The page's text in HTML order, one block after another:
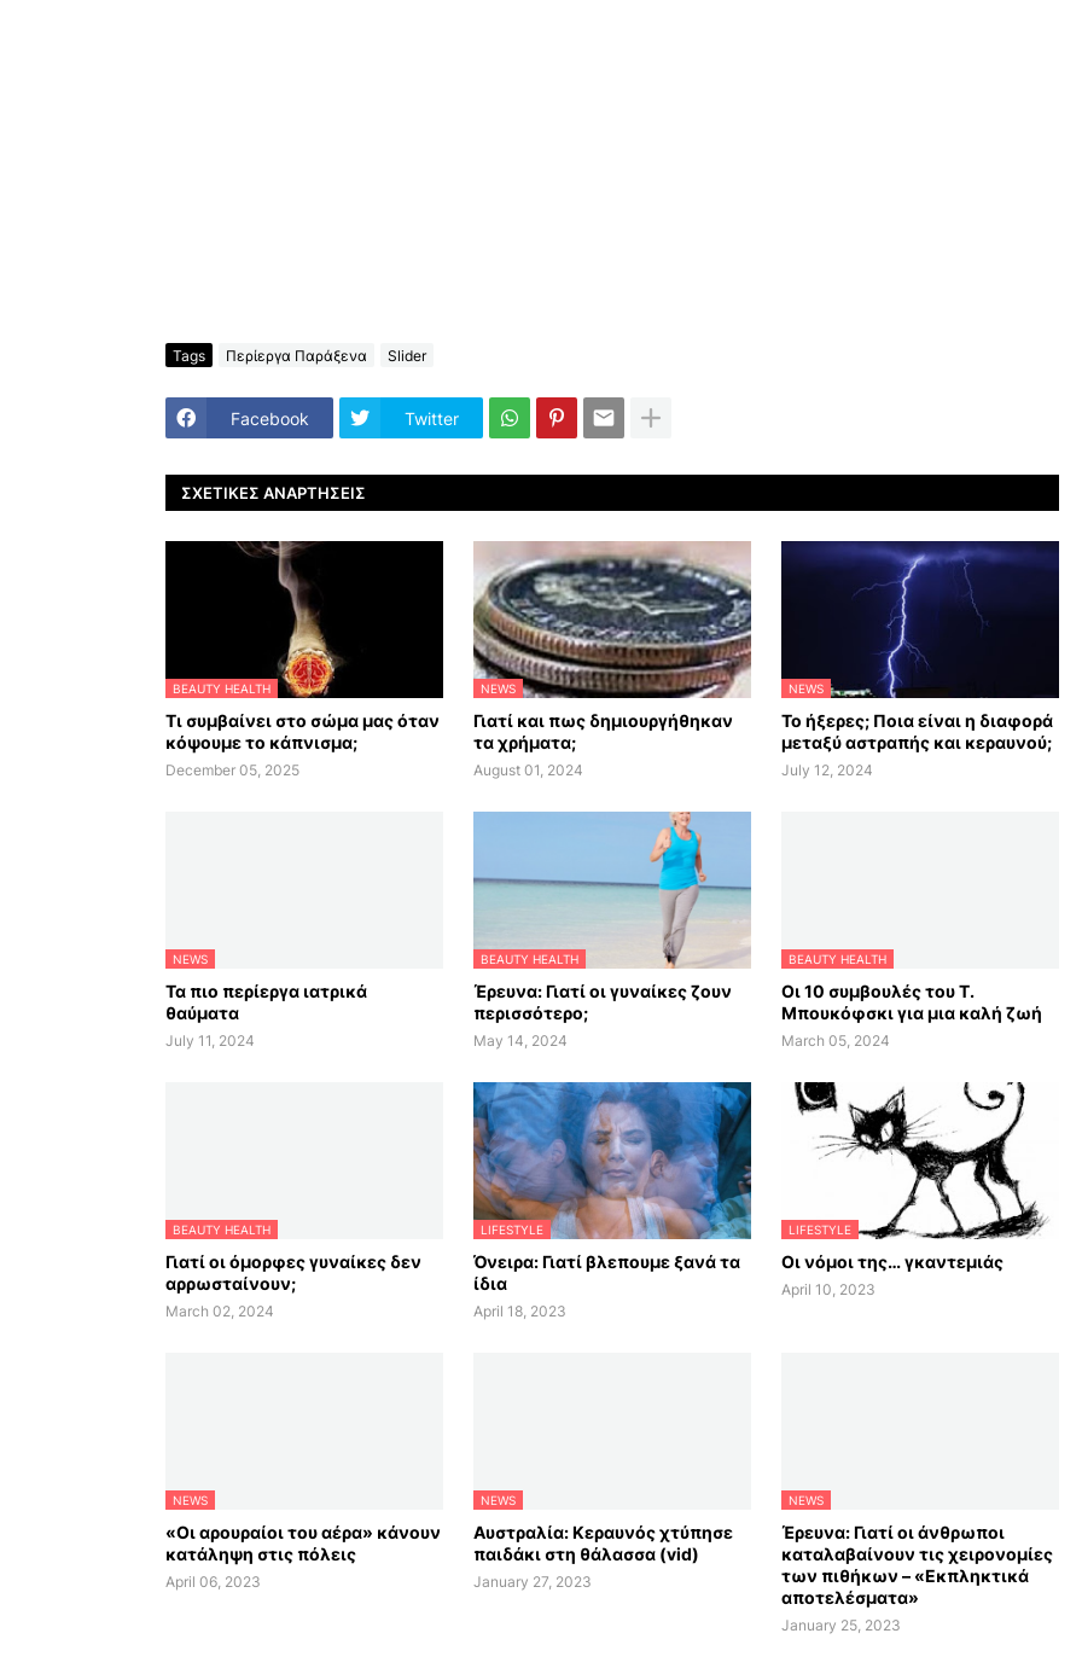
Tags Περίεργα Παράξενα Slider
Facebook Twitter
ΣΧΕΤΙΚΈΣ ΑΝΑΡΤΉΣΕΙΣ
BEAUTY HEALTH
Τι συμβαίνει στο σώμα μας όταν
κόψουμε το κάπνισμα;
December 05, 2025
NEWS
Γιατί και πως δημιουργήθηκαν
τα χρήματα;
August 01, 2024
NEWS
Το ήξερες; Ποια είναι η διαφορά
μεταξύ αστραπής και κεραυνού;
July 12, 2024
NEWS
Τα πιο περίεργα ιατρικά
θαύματα
July 11, 2024
BEAUTY HEALTH
Έρευνα: Γιατί οι γυναίκες ζουν
περισσότερο;
May 14, 2024
BEAUTY HEALTH
Οι 10 συμβουλές του Τ.
Μπουκόφσκι για μια καλή ζωή
March 05, 2024
BEAUTY HEALTH
Γιατί οι όμορφες γυναίκες δεν
αρρωσταίνουν;
March 02, 2024
LIFESTYLE
Όνειρα: Γιατί βλεπουμε ξανά τα
ίδια
April 18, 2023
LIFESTYLE
Οι νόμοι της… γκαντεμιάς
April 10, 2023
NEWS
«Οι αρουραίοι του αέρα» κάνουν
κατάληψη στις πόλεις
April 06, 2023
NEWS
Αυστραλία: Κεραυνός χτύπησε
παιδάκι στη θάλασσα (vid)
January 27, 2023
NEWS
Έρευνα: Γιατί οι άνθρωποι
καταλαβαίνουν τις χειρονομίες
των πιθήκων – «Εκπληκτικά
αποτελέσματα»
January 25, 2023